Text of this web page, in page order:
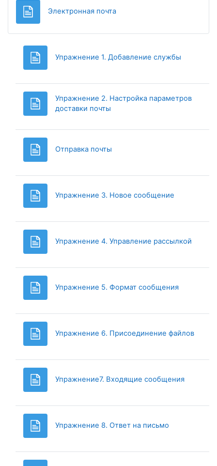
Электронная почтаPage
Упражнение 1. Добавление службы
Упражнение 2. Настройка параметров
доставки почты
Отправка почты
Упражнение 3. Новое сообщение
Упражнение 4. Управление рассылкой
Упражнение 5. Формат сообщения
Упражнение 6. Присоединение файловPage
Упражнение7. Входящие сообщения
Упражнение 8. Ответ на письмо